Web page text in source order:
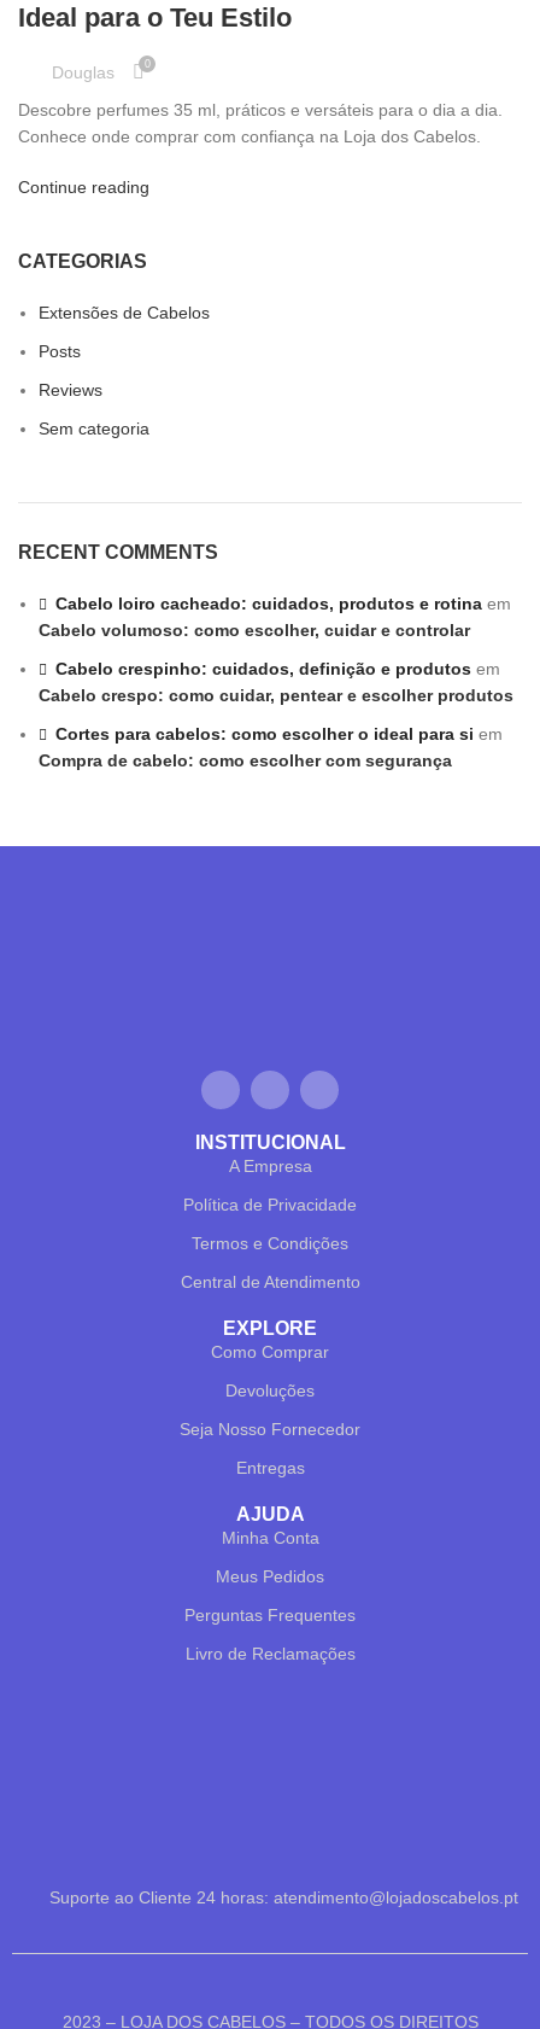
Ideal para o Teu Estilo
Douglas 0
Descobre perfumes 35 ml, práticos e versáteis para o dia a dia.
Conhece onde comprar com confiança na Loja dos Cabelos.
Continue reading
CATEGORIAS
Extensões de Cabelos
Posts
Reviews
Sem categoria
RECENT COMMENTS
Cabelo loiro cacheado: cuidados, produtos e rotina em
Cabelo volumoso: como escolher, cuidar e controlar
Cabelo crespinho: cuidados, definição e produtos em
Cabelo crespo: como cuidar, pentear e escolher produtos
Cortes para cabelos: como escolher o ideal para si em
Compra de cabelo: como escolher com segurança
INSTITUCIONAL
A Empresa
Política de Privacidade
Termos e Condições
Central de Atendimento
EXPLORE
Como Comprar
Devoluções
Seja Nosso Fornecedor
Entregas
AJUDA
Minha Conta
Meus Pedidos
Perguntas Frequentes
Livro de Reclamações
Suporte ao Cliente 24 horas: atendimento@lojadoscabelos.pt
2023 – LOJA DOS CABELOS – TODOS OS DIREITOS
Online agora
e email 😊
Email*